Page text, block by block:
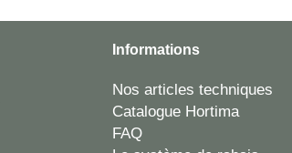
Informations
Nos articles techniques
Catalogue Hortima
FAQ